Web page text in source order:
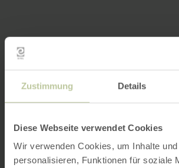
Zustimmung Details
Diese Webseite verwendet Cookies
Wir verwenden Cookies, um Inhalte
personalisieren, Funktionen für soziale